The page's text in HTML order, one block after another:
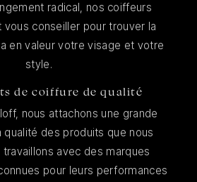
radical, nos coiffeurs
conseiller pour trouver la
en valeur votre visage et votre
style.
de coiffure de qualité
nous attachons une grande
qualité des produits que nous
travaillons avec des marques
pour leurs performances